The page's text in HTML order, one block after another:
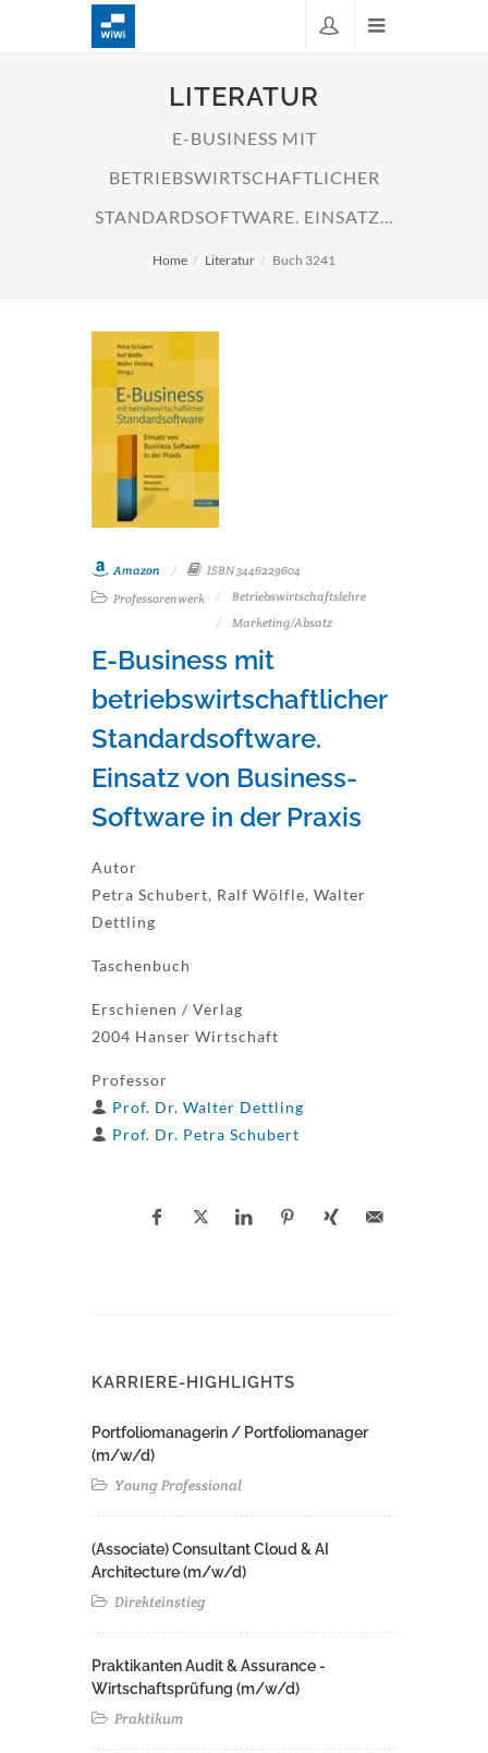
LITERATUR
E-BUSINESS MIT
BETRIEBSWIRTSCHAFTLICHER
STANDARDSOFTWARE. EINSATZ...
Home Literatur Buch 3241
Amazon
ISBN 3446229604
Professorenwerk
Betriebswirtschaftslehre
Marketing/Absatz
E-Business mit
betriebswirtschaftlicher
Standardsoftware.
Einsatz von Business-
Software in der Praxis
Autor
Petra Schubert, Ralf Wölfle, Walter
Dettling
Taschenbuch
Erschienen / Verlag
2004 Hanser Wirtschaft
Professor
Prof. Dr. Walter Dettling
Prof. Dr. Petra Schubert
KARRIERE-HIGHLIGHTS
Portfoliomanagerin / Portfoliomanager
(m/w/d)
Young Professional
(Associate) Consultant Cloud & AI
Architecture (m/w/d)​ ​
Direkteinstieg
Praktikanten Audit & Assurance -
Wirtschaftsprüfung (m/w/d)
Praktikum